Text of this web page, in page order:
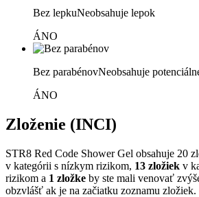
Bez lepkuNeobsahuje lepok
ÁNO
Bez parabénovNeobsahuje
ÁNO
Zloženie (INCI)
STR8 Red Code Shower Gel obsahuje 20
v kategórii s nízkym rizikom, 13 zložiek v
rizikom a 1 zložke by ste mali venovať
obzvlášť ak je na začiatku zoznamu zložiek.